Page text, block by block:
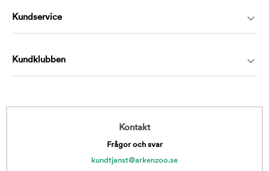
Kundservice
Kundklubben
Kontakt
Frågor och svar
kundtjanst@arkenzoo.se